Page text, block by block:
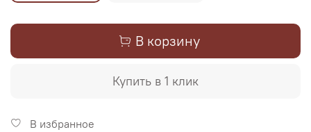
В корзину
Купить в 1 клик
В избранное